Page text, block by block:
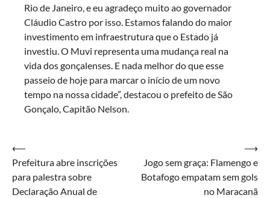
Rio de Janeiro, e eu agradeço muito ao governador
Cláudio Castro por isso. Estamos falando do maior
investimento em infraestrutura que o Estado já
investiu. O Muvi representa uma mudança real na
vida dos gonçalenses. E nada melhor do que esse
passeio de hoje para marcar o início de um novo
tempo na nossa cidade”, destacou o prefeito de São
Gonçalo, Capitão Nelson.
Navegação
de
Post
⟵
Prefeitura abre inscrições
para palestra sobre
Declaração Anual de
Jogo sem graça: Flamengo e
Botafogo empatam sem gols
no Maracanã
⟶